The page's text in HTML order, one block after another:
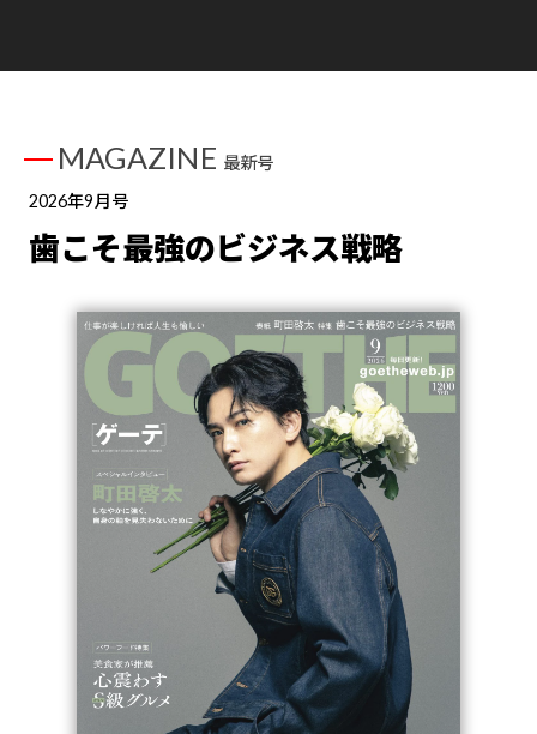
MAGAZINE 最新号
2026年9月号
歯こそ最強のビジネス戦略